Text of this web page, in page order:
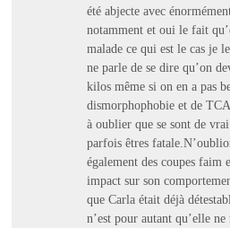
été abjecte avec
notamment et oui le fait
malade ce qui est le cas je
ne parle de se dire qu’on
kilos même si on en a pas
dismorphophobie et de
à oublier que se sont de
parfois êtres
également des coupes faim
impact sur son
que Carla était déjà
n’est pour autant qu’elle